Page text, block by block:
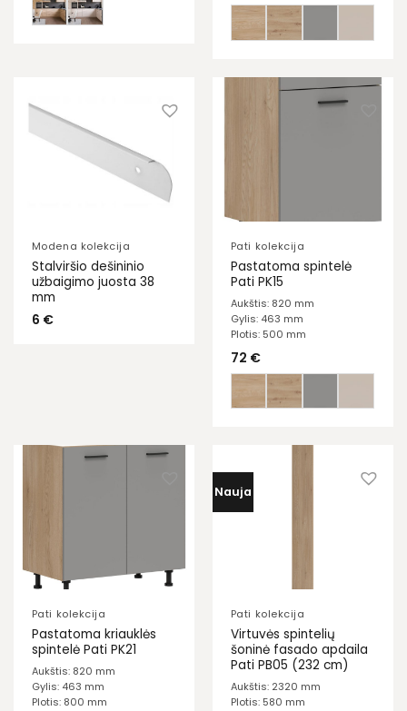
Modena kolekcija
Stalviršio dešininio
užbaigimo juosta 38
mm
6 €
Pati kolekcija
Pastatoma spintelė
Pati PK15
Aukštis: 820 mm
Gylis: 463 mm
Plotis: 500 mm
72 €
Pati kolekcija
Pastatoma kriauklės
spintelė Pati PK21
Aukštis: 820 mm
Gylis: 463 mm
Plotis: 800 mm
Nauja
Pati kolekcija
Virtuvės spintelių
šoninė fasado apdaila
Pati PB05 (232 cm)
Aukštis: 2320 mm
Plotis: 580 mm